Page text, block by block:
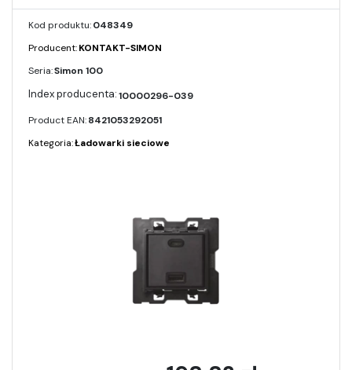
Kod produktu:048349
Producent:KONTAKT-SIMON
Seria:Simon 100
10000296-039
Product EAN:8421053292051
Kategoria:Ładowarki sieciowe